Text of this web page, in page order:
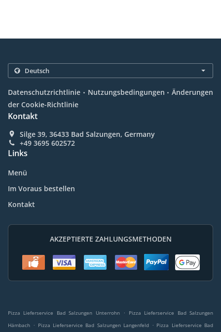
Datenschutzrichtlinie . Nutzungsbedingungen . Änderungen
der Cookie-Richtlinie
Kontakt
Silge 39, 36433 Bad Salzungen, Germany
+49 3695 602572
Links
Menü
Im Voraus bestellen
Kontakt
AKZEPTIERTE ZAHLUNGSMETHODEN
Pizza Lieferservice Bad Salzungen Unterrohn .
Pizza Lieferservice Bad Salzungen
Hämbach . Pizza Lieferservice Bad Salzungen Langenfeld . Pizza Lieferservice Bad